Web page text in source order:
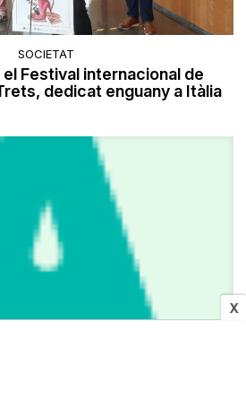
X
SOCIETAT
el Festival internacional de
dedicat enguany a Itàlia